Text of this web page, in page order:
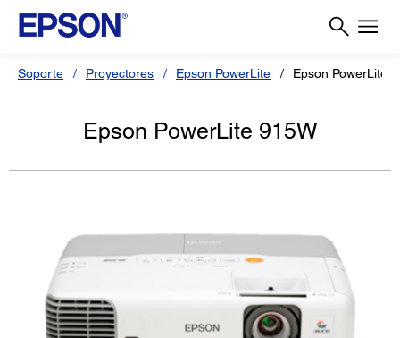
Soporte Proyectores Epson PowerLite Epson PowerLite
Epson PowerLite 915W